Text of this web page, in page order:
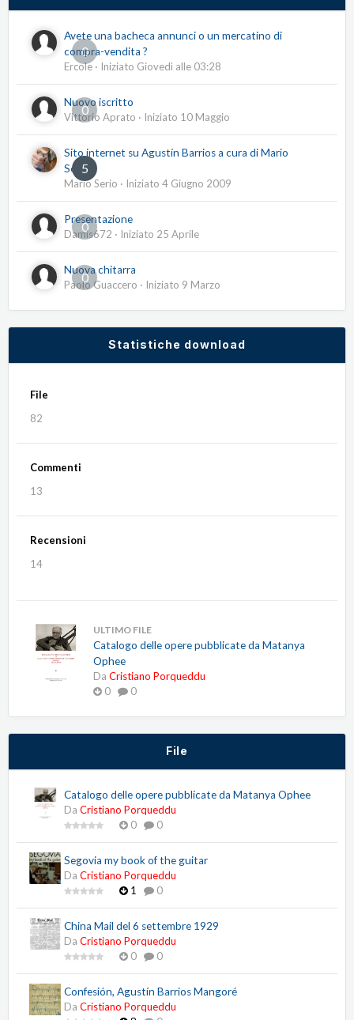
0
Avete una bacheca annunci o un mercatino di
compra-vendita ?
Ercole · Iniziato Giovedì alle 03:28
0
Nuovo iscritto
Vittorio Aprato · Iniziato 10 Maggio
5
Sito internet su Agustín Barrios a cura di Mario
Serio
Mario Serio · Iniziato 4 Giugno 2009
0
Presentazione
Damis672 · Iniziato 25 Aprile
0
Nuova chitarra
Paolo Guaccero · Iniziato 9 Marzo
Statistiche download
File
82
Commenti
13
Recensioni
14
ULTIMO FILE
Catalogo delle opere pubblicate da Matanya
Ophee
Da Cristiano Porqueddu
0
0
File
Catalogo delle opere pubblicate da Matanya Ophee
Da Cristiano Porqueddu
0
0
Segovia my book of the guitar
Da Cristiano Porqueddu
1
0
China Mail del 6 settembre 1929
Da Cristiano Porqueddu
0
0
Confesión, Agustín Barrios Mangoré
Da Cristiano Porqueddu